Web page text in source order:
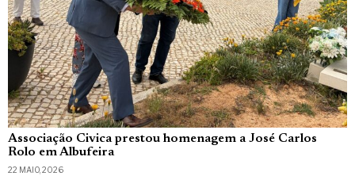
Associação Civica prestou homenagem a José Carlos
Rolo em Albufeira
22 MAIO, 2026